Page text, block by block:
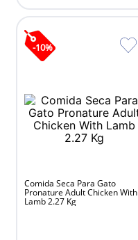
-10%
Comida Seca Para Gato
Pronature Adult Chicken With
Lamb 2.27 Kg